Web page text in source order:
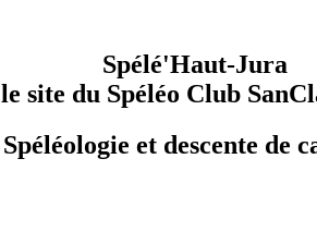
Spélé'Haut-Jura
le site du Spéléo Club
Spéléologie et descente de